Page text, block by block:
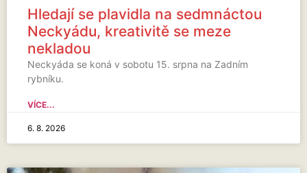
Hledají se plavidla na sedmnáctou
Neckyádu, kreativitě se meze
nekladou
Neckyáda se koná v sobotu 15. srpna na Zadním
rybníku.
VÍCE...
6. 8. 2026